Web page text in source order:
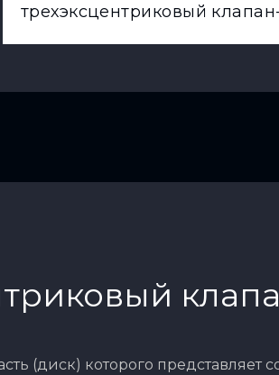
трехэксцентриковый
(диск) которого представляет